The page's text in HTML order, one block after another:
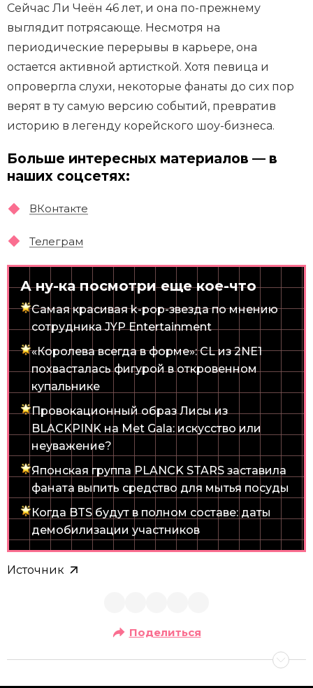
Сейчас Ли Чеён 46 лет, и она по-прежнему
выглядит потрясающе. Несмотря на
периодические перерывы в карьере, она
остается активной артисткой. Хотя певица и
опровергла слухи, некоторые фанаты до сих пор
верят в ту самую версию событий, превратив
историю в легенду корейского шоу-бизнеса.
Больше интересных материалов — в
наших соцсетях:
ВКонтакте
Телеграм
А ну-ка посмотри еще кое-что
Самая красивая k-pop-звезда по мнению
сотрудника JYP Entertainment
«Королева всегда в форме»: CL из 2NE1
похвасталась фигурой в откровенном
купальнике
Провокационный образ Лисы из
BLACKPINK на Met Gala: искусство или
неуважение?
Японская группа PLANCK STARS заставила
фаната выпить средство для мытья посуды
Когда BTS будут в полном составе: даты
демобилизации участников
Источник
Поделиться